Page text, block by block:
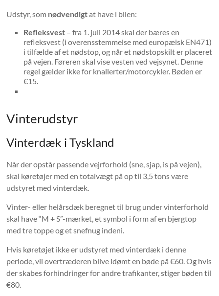
Udstyr, som nødvendigtat have i bilen:
Refleksvest – fra 1. juli 2014 skal der bæres en
refleksvest (i overensstemmelse med europæisk EN471)
i tilfælde af et nødstop, og når et nødstopskilt er placeret
på vejen. Føreren skal vise vesten ved vejsynet. Denne
regel gælder ikke for knallerter/motorcykler. Bøden er
€15.
Vinterudstyr
Vinterdæk i Tyskland
Når der opstår passende vejrforhold (sne, sjap, is på vejen),
skal køretøjer med en totalvægt på op til 3,5 tons være
udstyret med vinterdæk.
Vinter- eller helårsdæk beregnet til brug under vinterforhold
skal have “M + S”-mærket, et symbol i form af en bjergtop
med tre toppe og et snefnug indeni.
Hvis køretøjet ikke er udstyret med vinterdæk i denne
periode, vil overtræderen blive idømt en bøde på €60. Og hvis
der skabes forhindringer for andre trafikanter, stiger bøden til
€80.